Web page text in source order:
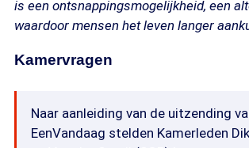
is een ontsnappingsmogelijkheid, een
waardoor mensen het leven langer
Kamervragen
Naar aanleiding van de uitzending
EenVandaag stelden Kamerleden